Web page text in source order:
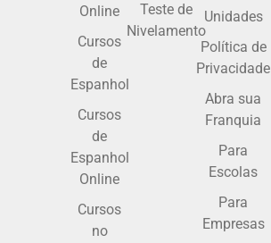
Online
Cursos
de
Espanhol
Cursos
de
Espanhol
Online
Cursos
no
Teste de
Nivelamento
Unidades
Política de
Privacidade
Abra sua
Franquia
Para
Escolas
Para
Empresas